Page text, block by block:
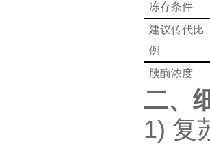
冻存条件
建议传代比
例
胰酶浓度
二、
1) 复